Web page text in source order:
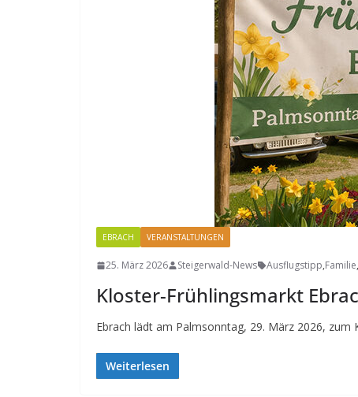
EBRACH VERANSTALTUNGEN
25. März 2026 Steigerwald-News Ausflugstipp,Familie,
Kloster-Frühlingsmarkt
Ebrach lädt am Palmsonntag, 29. März 2026,
Weiterlesen